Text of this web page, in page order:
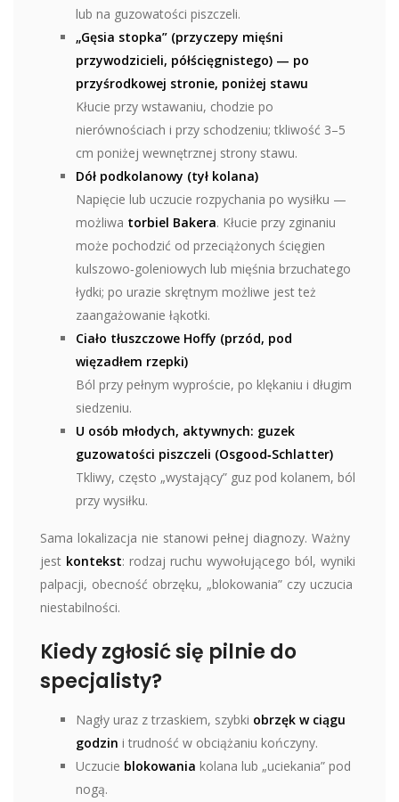
lub na guzowatości piszczeli.
„Gęsia stopka” (przyczepy mięśni
przywodzicieli, półścięgnistego) — po
przyśrodkowej stronie, poniżej stawu
Kłucie przy wstawaniu, chodzie po
nierównościach i przy schodzeniu; tkliwość 3–5
cm poniżej wewnętrznej strony stawu.
Dół podkolanowy (tył kolana)
Napięcie lub uczucie rozpychania po wysiłku —
możliwa torbiel Bakera. Kłucie przy zginaniu
może pochodzić od przeciążonych ścięgien
kulszowo‑goleniowych lub mięśnia brzuchatego
łydki; po urazie skrętnym możliwe jest też
zaangażowanie łąkotki.
Ciało tłuszczowe Hoffy (przód, pod
więzadłem rzepki)
Ból przy pełnym wyproście, po klękaniu i długim
siedzeniu.
U osób młodych, aktywnych: guzek
guzowatości piszczeli (Osgood‑Schlatter)
Tkliwy, często „wystający” guz pod kolanem, ból
przy wysiłku.
Sama lokalizacja nie stanowi pełnej diagnozy. Ważny
jest kontekst: rodzaj ruchu wywołującego ból, wyniki
palpacji, obecność obrzęku, „blokowania” czy uczucia
niestabilności.
Kiedy zgłosić się pilnie do
specjalisty?
Nagły uraz z trzaskiem, szybki obrzęk w ciągu
godzin i trudność w obciążaniu kończyny.
Uczucie blokowania kolana lub „uciekania” pod
nogą.